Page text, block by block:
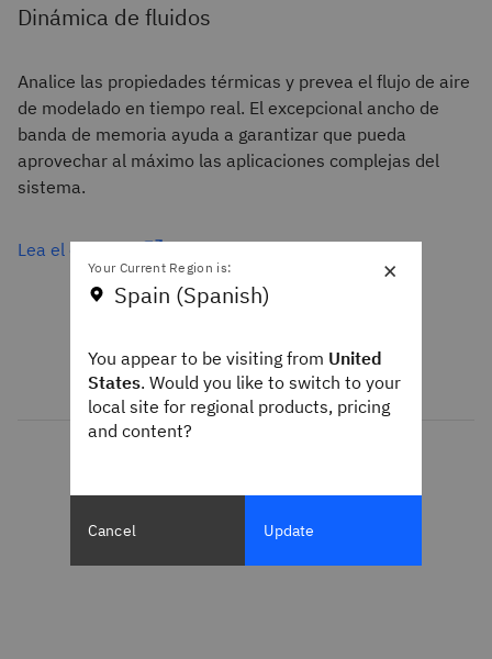
Dinámica de fluidos
Analice las propiedades térmicas y prevea el flujo de aire
de modelado en tiempo real. El excepcional ancho de
banda de memoria ayuda a garantizar que pueda
aprovechar al máximo las aplicaciones complejas del
sistema.
Lea el estudio
×
Your Current Region is:
Spain (Spanish)
You appear to be visiting from United
States. Would you like to switch to your
local site for regional products, pricing
and content?
Cancel Update